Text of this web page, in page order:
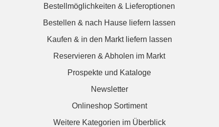
Bestellmöglichkeiten & Lieferoptionen
Bestellen & nach Hause liefern lassen
Kaufen & in den Markt liefern lassen
Reservieren & Abholen im Markt
Prospekte und Kataloge
Newsletter
Onlineshop Sortiment
Weitere Kategorien im Überblick